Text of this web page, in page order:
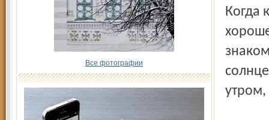
Все фотографии
Когда
утром,